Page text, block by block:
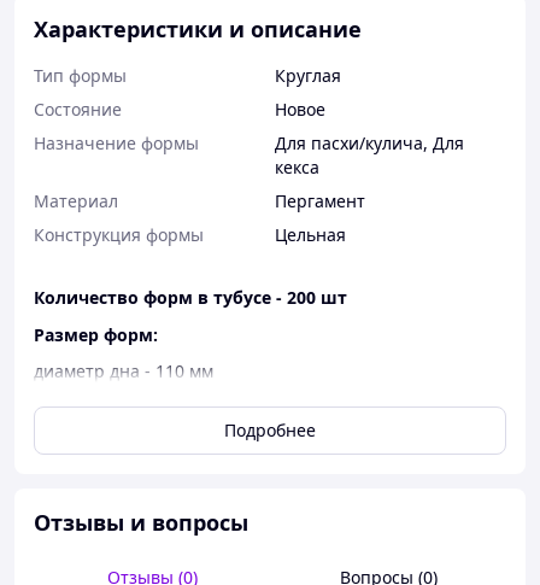
Характеристики и описание
Тип формы
Круглая
Состояние
Новое
Назначение формы
Для пасхи/кулича, Для
кекса
Материал
Пергамент
Конструкция формы
Цельная
Количество форм в тубусе - 200 шт
Размер форм:
диаметр дна - 110 мм
высота бортиков - 85 мм
расчетный вес готового изделия - 300 г
материал - пергаментная бумага
многофункциональная одноразовая посуда, которая
Подробнее
Отзывы и вопросы
Отзывы (0) Вопросы (0)